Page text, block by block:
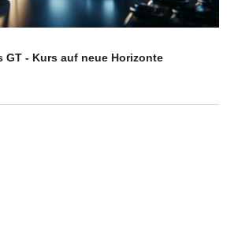
GT - Kurs auf neue Horizonte